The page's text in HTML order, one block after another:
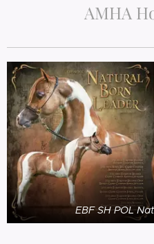
AMHA
EBF SH POL